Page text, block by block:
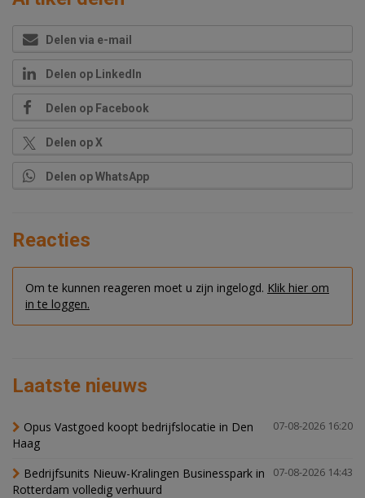
Delen via e-mail
Delen op LinkedIn
Delen op Facebook
Delen op X
Delen op WhatsApp
Reacties
Om te kunnen reageren moet u zijn ingelogd. Klik hier om
in te loggen.
Laatste nieuws
07-08-2026 16:20
Opus Vastgoed koopt bedrijfslocatie in Den
Haag
07-08-2026 14:43
Bedrijfsunits Nieuw-Kralingen Businesspark in
Rotterdam volledig verhuurd